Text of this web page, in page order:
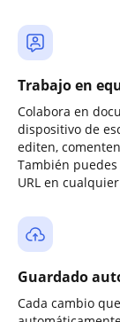
Trabajo en
Colabora en
dispositivo de
editen,
También
URL en
Guardado
Cada cambio